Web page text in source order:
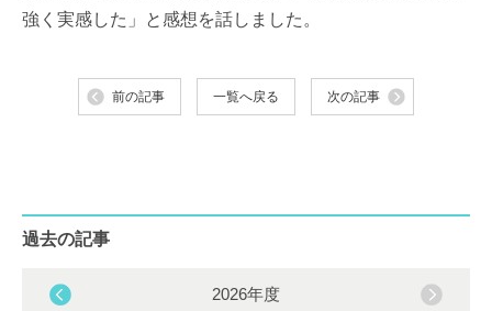
強く実感した」と感想を話しました。
前の記事 一覧へ戻る 次の記事
過去の記事
2026年度